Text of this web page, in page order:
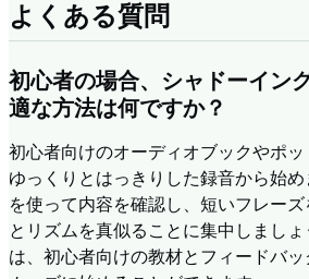
よくある質問
初心者の場合、シャドーイン
適な方法は何ですか？
初心者向けのオーディオブックやポッ
ゆっくりとはっきりした録音から始
を使って内容を確認し、短いフレー
とリズムを真似ることに集中しましょ
は、初心者向けの教材とフィードバ